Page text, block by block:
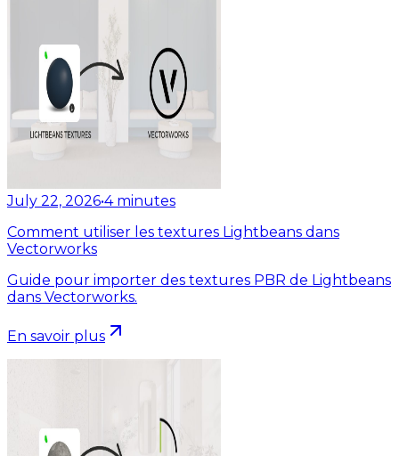
July 22, 2026•4 minutes
Comment utiliser les textures Lightbeans dans
Vectorworks
Guide pour importer des textures PBR de Lightbeans
dans Vectorworks.
En savoir plus